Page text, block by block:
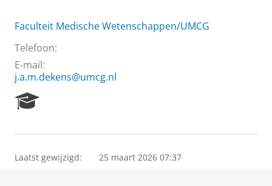
Faculteit Medische Wetenschappen/UMCG
Telefoon:
E-mail:
j.a.m.dekens@umcg.nl
e
r
Laatst gewijzigd: 25 maart 2026 07:37